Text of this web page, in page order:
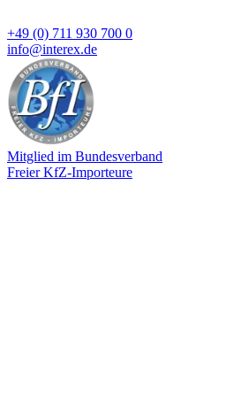
+49 (0) 711 930 700 0
info@interex.de
Mitglied im Bundesverband
Freier KfZ-Importeure